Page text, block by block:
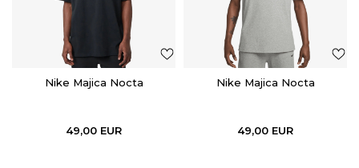
Nike Majica Nocta
49,00 EUR
Nike Majica Nocta
49,00 EUR